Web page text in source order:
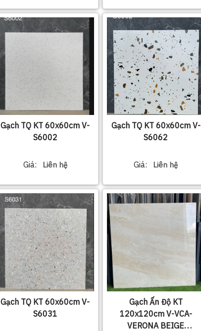
Gạch TQ KT 60x60cm V-
S6002
Giá: Liên hệ
Gạch TQ KT 60x60cm V-
S6062
Giá: Liên hệ
Gạch TQ KT 60x60cm V-
S6031
Gạch Ấn Độ KT
120x120cm V-VCA-
VERONA BEIGE